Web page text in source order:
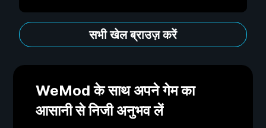
सभी खेल ब्राउज़ करें
WeMod के साथ अपने गेम का
आसानी से निजी अनुभव लें